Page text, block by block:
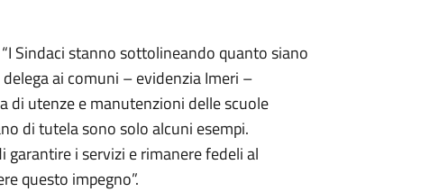
Sindaci stanno sottolineando quanto siano
ai comuni – evidenzia Imeri –
di utenze e manutenzioni delle scuole
di tutela sono solo alcuni esempi.
i servizi e rimanere fedeli al
questo impegno”.